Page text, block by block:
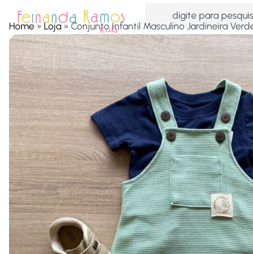
HOME OFERTASACESSÓRIOSMENINAS
Home»Loja»Conjunto Infantil Masculino Jardineira